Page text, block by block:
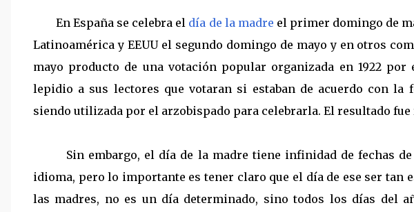
En España se celebra el día de la madre el primer domingo de
Latinoamérica y EEUU el segundo domingo de mayo y en otros
mayo producto de una votación popular organizada en 1922
lepidio a sus lectores que votaran si estaban de acuerdo con la
siendo utilizada por el arzobispado para celebrarla. El resultado fue
Sin embargo, el día de la madre tiene infinidad de fechas de
idioma, pero lo importante es tener claro que el día de ese ser tan
las madres, no es un día determinado, sino todos los días del